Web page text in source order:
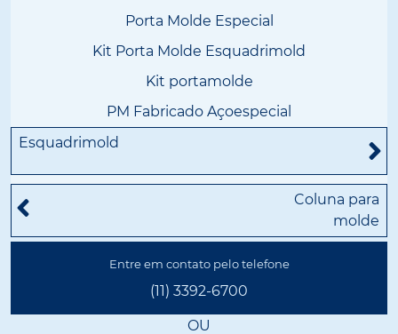
Porta Molde Especial
Kit Porta Molde Esquadrimold
Kit portamolde
PM Fabricado Açoespecial
Esquadrimold
Coluna para
molde
Entre em contato pelo telefone
(11) 3392-6700
OU